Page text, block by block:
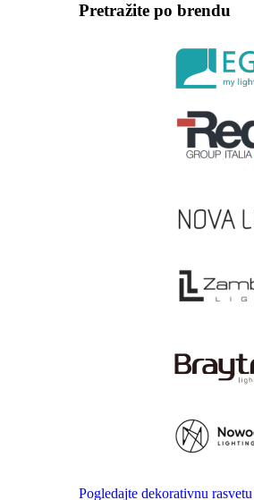
Pretražite po brendu
Pogledajte dekorativnu